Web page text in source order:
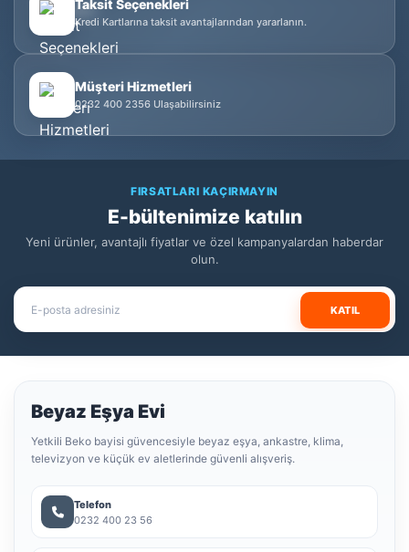
Taksit Seçenekleri
Kredi Kartlarına taksit avantajlarından yararlanın.
Müşteri Hizmetleri
0232 400 2356 Ulaşabilirsiniz
FIRSATLARI KAÇIRMAYIN
E-bültenimize katılın
Yeni ürünler, avantajlı fiyatlar ve özel kampanyalardan haberdar
olun.
KATIL
Beyaz Eşya Evi
Yetkili Beko bayisi güvencesiyle beyaz eşya, ankastre, klima,
televizyon ve küçük ev aletlerinde güvenli alışveriş.
Telefon
0232 400 23 56